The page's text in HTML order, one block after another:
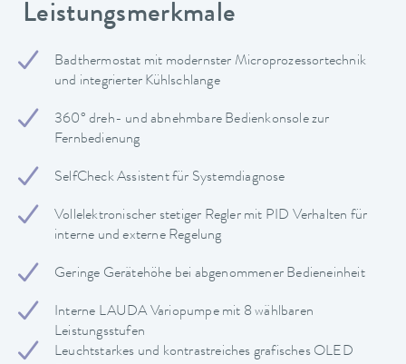
Leistungsmerkmale
Badthermostat mit modernster Microprozessortechnik
und integrierter Kühlschlange
360° dreh- und abnehmbare Bedienkonsole zur
Fernbedienung
SelfCheck Assistent für Systemdiagnose
Vollelektronischer stetiger Regler mit PID Verhalten für
interne und externe Regelung
Geringe Gerätehöhe bei abgenommener Bedieneinheit
Interne LAUDA Variopumpe mit 8 wählbaren
Leistungsstufen
Leuchtstarkes und kontrastreiches grafisches OLED